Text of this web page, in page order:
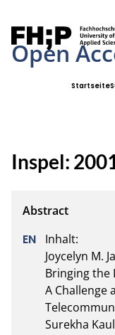
Open
Startseite
Inspel:
Inhalt:
Joycelyn M.
Bringing the
A Challenge
Surekha